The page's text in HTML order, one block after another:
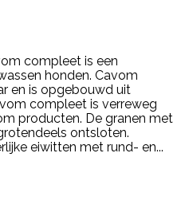
compleet is een
honden. Cavom
en is opgebouwd uit
compleet is verreweg
producten. De granen met
ontsloten.
eiwitten met rund- en...